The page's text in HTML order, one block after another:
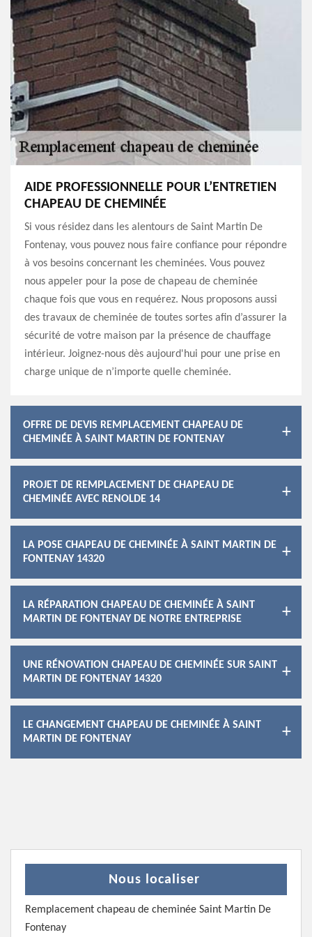
AIDE PROFESSIONNELLE POUR L’ENTRETIEN
CHAPEAU DE CHEMINÉE
Si vous résidez dans les alentours de Saint Martin De
Fontenay, vous pouvez nous faire confiance pour répondre
à vos besoins concernant les cheminées. Vous pouvez
nous appeler pour la pose de chapeau de cheminée
chaque fois que vous en requérez. Nous proposons aussi
des travaux de cheminée de toutes sortes afin d’assurer la
sécurité de votre maison par la présence de chauffage
intérieur. Joignez-nous dès aujourd'hui pour une prise en
charge unique de n’importe quelle cheminée.
OFFRE DE DEVIS REMPLACEMENT CHAPEAU DE
CHEMINÉE À SAINT MARTIN DE FONTENAY
PROJET DE REMPLACEMENT DE CHAPEAU DE
CHEMINÉE AVEC RENOLDE 14
LA POSE CHAPEAU DE CHEMINÉE À SAINT MARTIN DE
FONTENAY 14320
LA RÉPARATION CHAPEAU DE CHEMINÉE À SAINT
MARTIN DE FONTENAY DE NOTRE ENTREPRISE
UNE RÉNOVATION CHAPEAU DE CHEMINÉE SUR SAINT
MARTIN DE FONTENAY 14320
LE CHANGEMENT CHAPEAU DE CHEMINÉE À SAINT
MARTIN DE FONTENAY
Nous localiser
Remplacement chapeau de cheminée Saint Martin De
Fontenay